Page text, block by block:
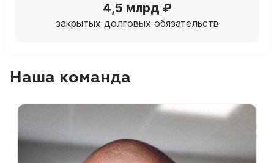
4,5 млрд ₽
закрытых долговых обязательств
Наша команда